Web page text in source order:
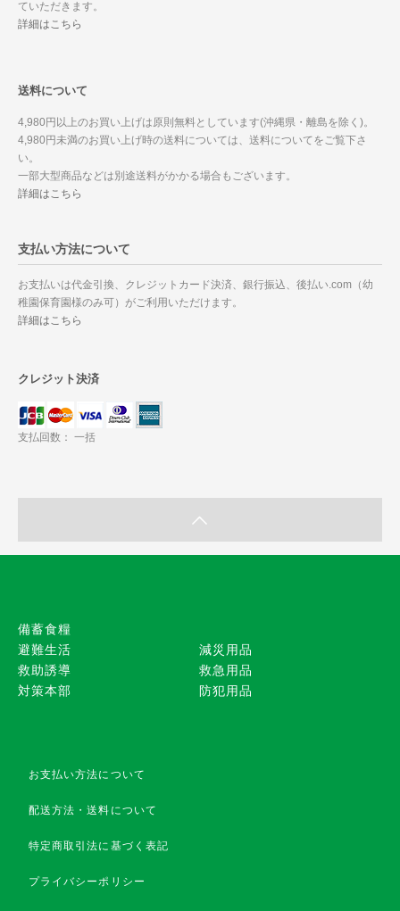
ていただきます。
詳細はこちら
送料について
4,980円以上のお買い上げは原則無料としています(沖縄県・離島を除く)。
4,980円未満のお買い上げ時の送料については、送料についてをご覧下さ
い。
一部大型商品などは別途送料がかかる場合もございます。
詳細はこちら
支払い方法について
お支払いは代金引換、クレジットカード決済、銀行振込、後払い.com（幼
稚園保育園様のみ可）がご利用いただけます。
詳細はこちら
クレジット決済
支払回数： 一括
備蓄食糧
避難生活
救助誘導
対策本部
減災用品
救急用品
防犯用品
お支払い方法について
配送方法・送料について
特定商取引法に基づく表記
プライバシーポリシー